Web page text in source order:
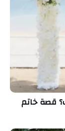
قصة خاتم